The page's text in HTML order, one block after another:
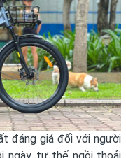
đáng giá đối với người